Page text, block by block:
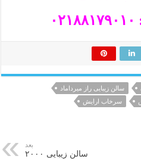
سالن زیبایی راز میرداماد
سرخاب ارایش
بعد
سالن زیبایی ۲۰۰۰